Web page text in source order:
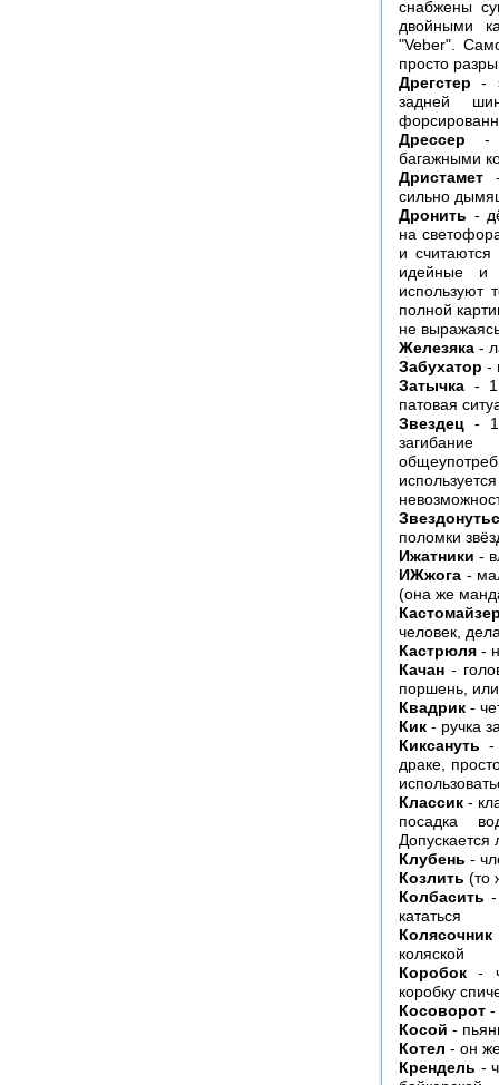
снабжены
двойными
"Veber".
просто
Дрегстер -
задней
Дрессер -
багажными
Дристамет
сильно
Дронить -
на
и
идейные и
используют
полной
не
Железяка -
Забухатор -
Затычка -
патовая
Звездец -
поломки
Ижатники -
ИЖжога -
(она же
человек,
Кастрюля -
Качан -
поршень,
Квадрик -
Кик - ручка
Киксануть -
драке,
Классик -
посадка
Допускается
Клубень -
Козлить (то
Колбасить -
кататься
Колясочник
коляской
Коробок -
коробку
Косоворот -
Косой -
Котел - он
Крендель -